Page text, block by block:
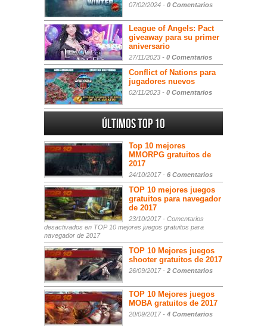
07/02/2024 - 0 Comentarios
League of Angels: Pact
giveaway para su primer
aniversario
27/11/2023 - 0 Comentarios
Conflict of Nations para
jugadores nuevos
02/11/2023 - 0 Comentarios
Últimos Top 10
Top 10 mejores
MMORPG gratuitos de
2017
24/10/2017 - 6 Comentarios
TOP 10 mejores juegos
gratuitos para navegador
de 2017
23/10/2017 - Comentarios
desactivados en TOP 10 mejores juegos gratuitos para
navegador de 2017
TOP 10 Mejores juegos
shooter gratuitos de 2017
26/09/2017 - 2 Comentarios
TOP 10 Mejores juegos
MOBA gratuitos de 2017
20/09/2017 - 4 Comentarios